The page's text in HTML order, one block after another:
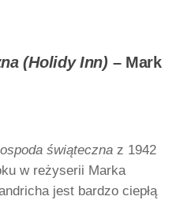
(Holidy Inn) – Mark
świąteczna z 1942
w reżyserii Marka
jest bardzo ciepłą